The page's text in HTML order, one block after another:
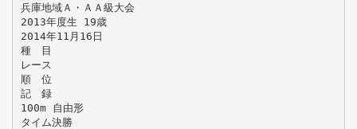
兵庫地域Ａ・ＡＡ級大会
2013年度生 19歳
2014年11月16日
種 目
レース
順 位
記 録
100m 自由形
タイム決勝